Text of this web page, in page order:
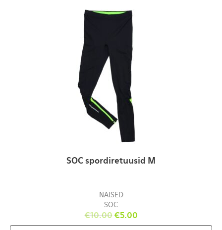
SOC spordiretuusid M
NAISED
SOC
€10.00 €5.00